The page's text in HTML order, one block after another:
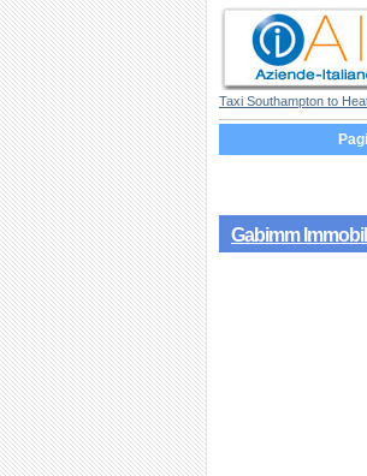
Taxi Southampton to
Gabimm